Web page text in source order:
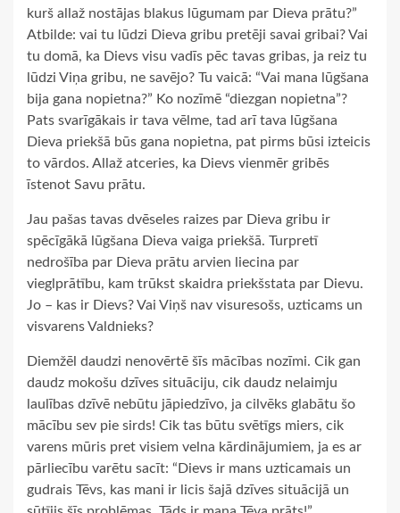
kurš allaž nostājas blakus lūgumam par Dieva prātu?”
Atbilde: vai tu lūdzi Dieva gribu pretēji savai gribai? Vai
tu domā, ka Dievs visu vadīs pēc tavas gribas, ja reiz tu
lūdzi Viņa gribu, ne savējo? Tu vaicā: “Vai mana lūgšana
bija gana nopietna?” Ko nozīmē “diezgan nopietna”?
Pats svarīgākais ir tava vēlme, tad arī tava lūgšana
Dieva priekšā būs gana nopietna, pat pirms būsi izteicis
to vārdos. Allaž atceries, ka Dievs vienmēr gribēs
īstenot Savu prātu.
Jau pašas tavas dvēseles raizes par Dieva gribu ir
spēcīgākā lūgšana Dieva vaiga priekšā. Turpretī
nedrošība par Dieva prātu arvien liecina par
vieglprātību, kam trūkst skaidra priekšstata par Dievu.
Jo – kas ir Dievs? Vai Viņš nav visuresošs, uzticams un
visvarens Valdnieks?
Diemžēl daudzi nenovērtē šīs mācības nozīmi. Cik gan
daudz mokošu dzīves situāciju, cik daudz nelaimju
laulības dzīvē nebūtu jāpiedzīvo, ja cilvēks glabātu šo
mācību sev pie sirds! Cik tas būtu svētīgs miers, cik
varens mūris pret visiem velna kārdinājumiem, ja es ar
pārliecību varētu sacīt: “Dievs ir mans uzticamais un
gudrais Tēvs, kas mani ir licis šajā dzīves situācijā un